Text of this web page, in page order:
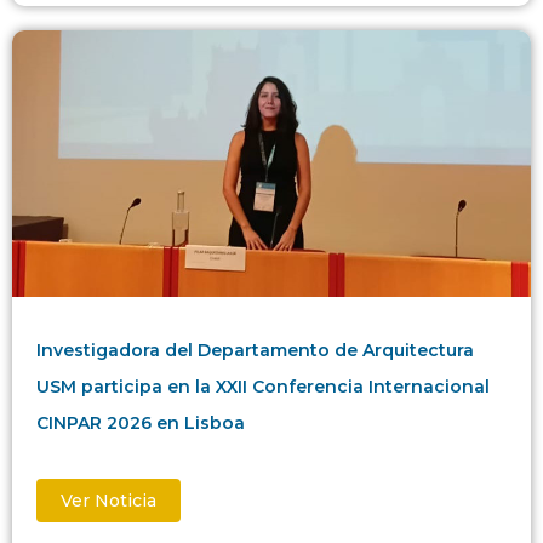
Investigadora del Departamento de Arquitectura
USM participa en la XXII Conferencia Internacional
CINPAR 2026 en Lisboa
Ver Noticia